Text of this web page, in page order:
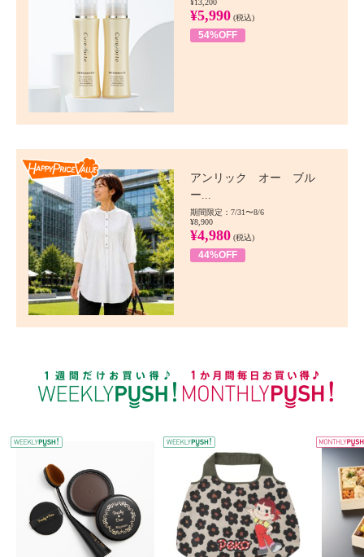
¥13,200
¥5,990 (税込)
54%OFF
アンリック オー ブル
ー...
期間限定：7/31〜8/6
¥8,900
¥4,980 (税込)
44%OFF
WEEKLY PUSH